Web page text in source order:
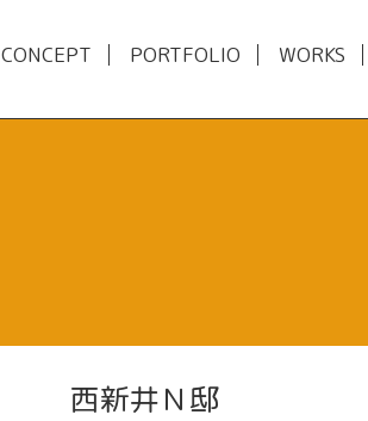
CONCEPT PORTFOLIO WORKS
西新井Ｎ邸